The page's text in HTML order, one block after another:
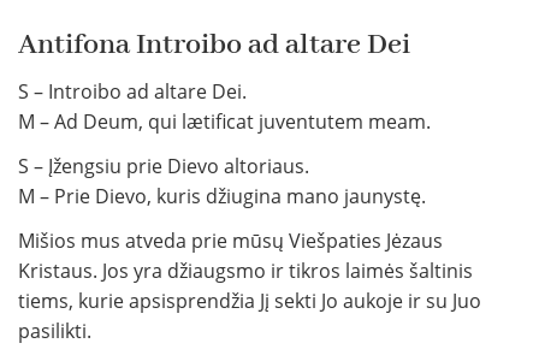
Antifona Introibo ad altare Dei
S – Introibo ad altare Dei.
M – Ad Deum, qui lætificat juventutem meam.
S – Įžengsiu prie Dievo altoriaus.
M – Prie Dievo, kuris džiugina mano jaunystę.
Mišios mus atveda prie mūsų Viešpaties Jėzaus
Kristaus. Jos yra džiaugsmo ir tikros laimės šaltinis
tiems, kurie apsisprendžia Jį sekti Jo aukoje ir su Juo
pasilikti.